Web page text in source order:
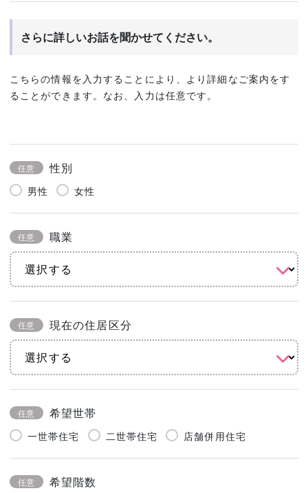
さらに詳しいお話を聞かせてください。
こちらの情報を入力することにより、より詳細なご案内をす
ることができます。なお、入力は任意です。
任意 性別
男性 女性
任意 職業
任意 現在の住居区分
任意 希望世帯
一世帯住宅 二世帯住宅 店舗併用住宅
任意 希望階数